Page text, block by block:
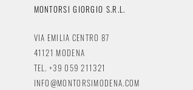
MONTORSI GIORGIO S.R.L.
VIA EMILIA CENTRO 87
41121 MODENA
TEL. +39 059 211321
INFO@MONTORSIMODENA.COM